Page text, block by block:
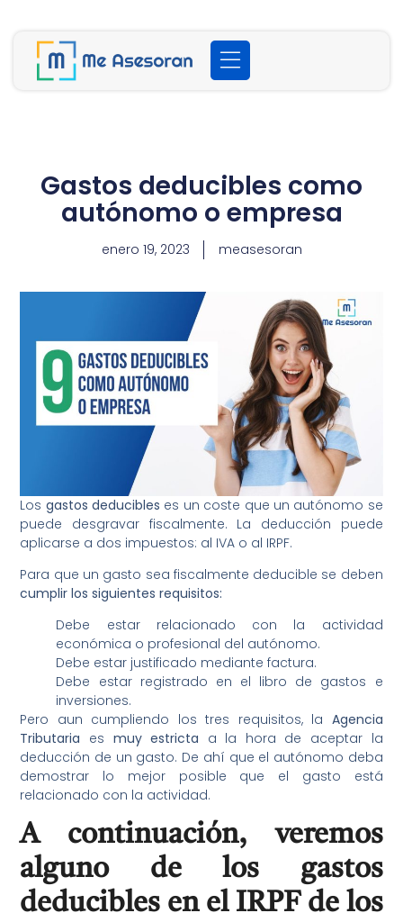
Gastos deducibles como
autónomo o empresa
enero 19, 2023 measesoran
Los gastos deducibles es un coste que un autónomo se
puede desgravar fiscalmente. La deducción puede
aplicarse a dos impuestos: al IVA o al IRPF.
Para que un gasto sea fiscalmente deducible se deben
cumplir los siguientes requisitos:
Debe estar relacionado con la actividad
económica o profesional del autónomo.
Debe estar justificado mediante factura.
Debe estar registrado en el libro de gastos e
inversiones.
Pero aun cumpliendo los tres requisitos, la Agencia
Tributaria es muy estricta a la hora de aceptar la
deducción de un gasto. De ahí que el autónomo deba
demostrar lo mejor posible que el gasto está
relacionado con la actividad.
A continuación, veremos
alguno de los gastos
deducibles en el IRPF de los